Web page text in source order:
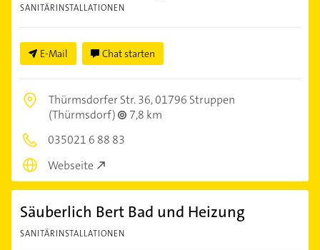
SANITÄRINSTALLATIONEN
E-Mail Chat starten
Thürmsdorfer Str. 36,01796 Struppen
(Thürmsdorf)
7,8 km
035021 6 88 83
Webseite
Säuberlich Bert Bad und Heizung
SANITÄRINSTALLATIONEN